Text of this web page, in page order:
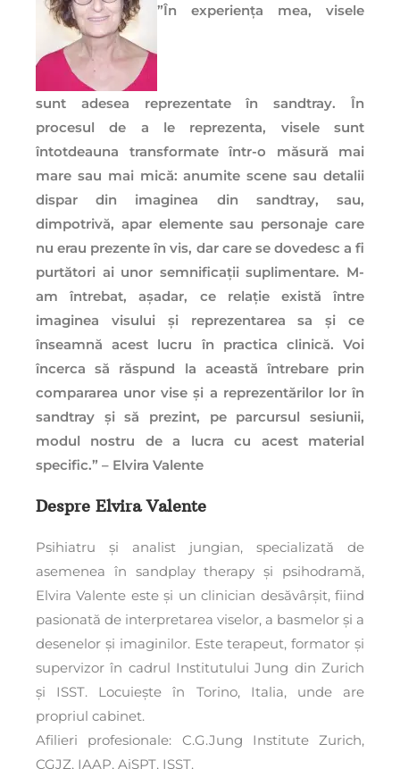
”În experiența mea, visele
sunt adesea reprezentate în sandtray. În
procesul de a le reprezenta, visele sunt
întotdeauna transformate într-o măsură mai
mare sau mai mică: anumite scene sau detalii
dispar din imaginea din sandtray, sau,
dimpotrivă, apar elemente sau personaje care
nu erau prezente în vis, dar care se dovedesc a fi
purtători ai unor semnificații suplimentare. M-
am întrebat, așadar, ce relație există între
imaginea visului și reprezentarea sa și ce
înseamnă acest lucru în practica clinică. Voi
încerca să răspund la această întrebare prin
compararea unor vise și a reprezentărilor lor în
sandtray și să prezint, pe parcursul sesiunii,
modul nostru de a lucra cu acest material
specific.” – Elvira Valente
Despre Elvira Valente
Psihiatru și analist jungian, specializată de
asemenea în sandplay therapy și psihodramă,
Elvira Valente este și un clinician desăvârșit, fiind
pasionată de interpretarea viselor, a basmelor și a
desenelor și imaginilor. Este terapeut, formator și
supervizor în cadrul Institutului Jung din Zurich
și ISST. Locuiește în Torino, Italia, unde are
propriul cabinet.
Afilieri profesionale: C.G.Jung Institute Zurich,
CGJZ, IAAP, AiSPT, ISST.